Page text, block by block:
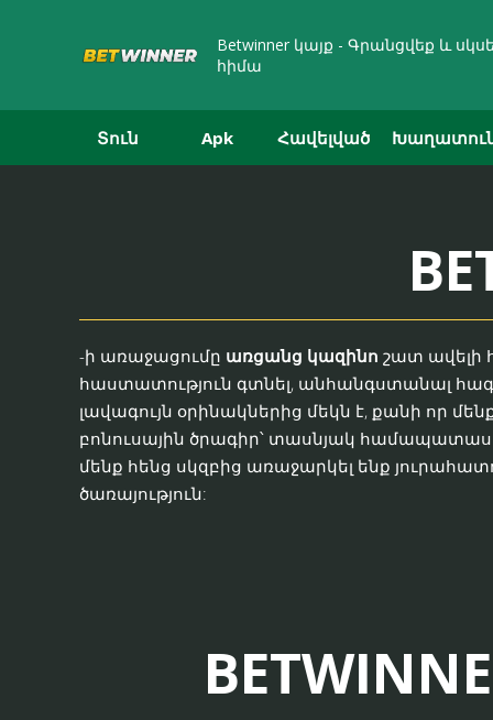
Betwinner կայք - Գրանցվեք և
հիմա
Տուն Apk Հավելված
-ի առաջացումը առցանց կազինո շատ ավելի
հաստատություն գտնել, անհանգստանալ
լավագույն օրինակներից մեկն է, քանի որ
բոնուսային ծրագիր՝ տասնյակ
մենք հենց սկզբից առաջարկել ենք
ծառայություն: